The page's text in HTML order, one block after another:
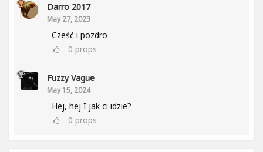
Darro 2017
May 27, 2023
Cześć i pozdro
0 props
Fuzzy Vague
May 15, 2024
Hej, hej I jak ci idzie?
0 props